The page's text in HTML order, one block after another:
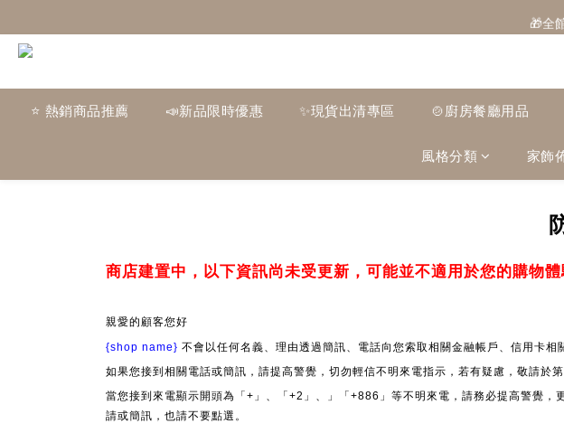
🎁全
🎁全
🚛全館滿
🎁
⭐ 熱銷商品推薦 📣新品限時優惠 ✨現貨出清專區 🍲廚房餐廳用品
風格分類 家飾
商店建置中，以下資訊尚未受更新，可能並不適用於您的購物
親愛的顧客您好
{shop name} 不會以任何名義、理由透過簡訊、電話向您索取相關金融帳戶、信用卡相
如果您接到相關電話或簡訊，請提高警覺，切勿輕信不明來電指示，若有疑慮，敬請於
當您接到來電顯示開頭為「+」、「+2」、」「+886」等不明來電，請務必提高警覺
請或簡訊，也請不要點選。